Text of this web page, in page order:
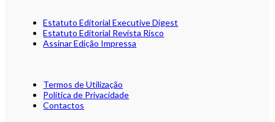
Estatuto Editorial Executive Digest
Estatuto Editorial Revista Risco
Assinar Edição Impressa
Termos de Utilização
Política de Privacidade
Contactos